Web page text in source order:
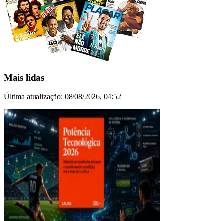
Mais lidas
Última atualização: 08/08/2026, 04:52